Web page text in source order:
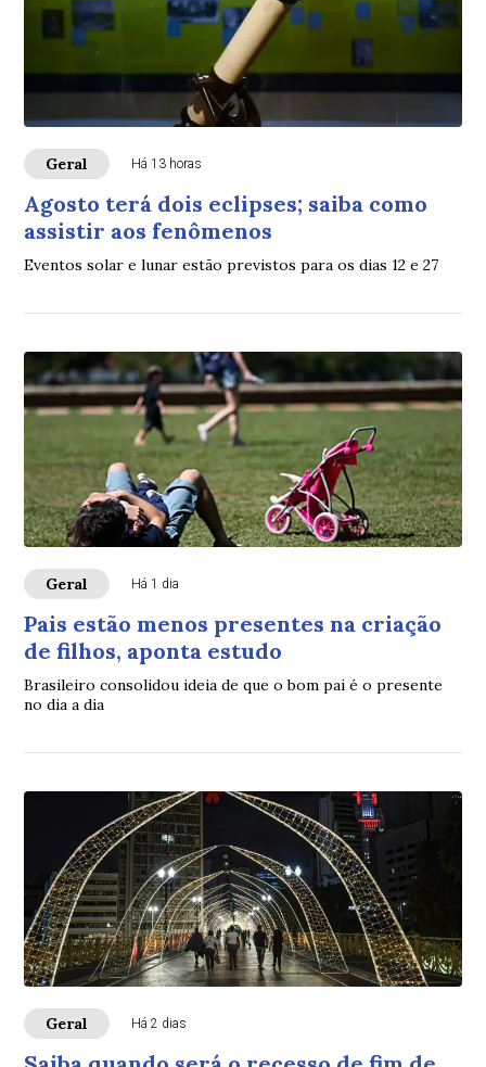
Geral Há 13 horas
Agosto terá dois eclipses; saiba como
assistir aos fenômenos
Eventos solar e lunar estão previstos para os dias 12 e 27
Geral Há 1 dia
Pais estão menos presentes na criação
de filhos, aponta estudo
Brasileiro consolidou ideia de que o bom pai é o presente
no dia a dia
Geral Há 2 dias